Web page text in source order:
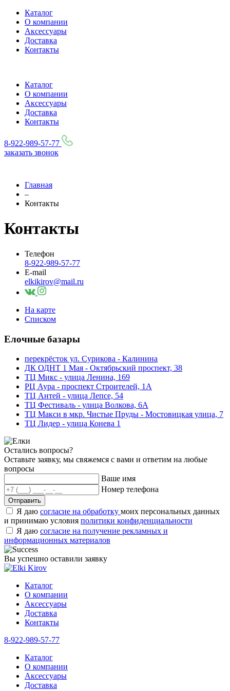
Каталог
О компании
Аксессуары
Доставка
Контакты
Каталог
О компании
Аксессуары
Доставка
Контакты
8-922-989-57-77
заказать звонок
Главная
–
Контакты
Контакты
Телефон
8-922-989-57-77
E-mail
elkikirov@mail.ru
На карте
Списком
Елочные базары
перекрёсток ул. Сурикова - Калинина
ДК ОДНТ 1 Мая - Октябрьский проспект, 38
ТЦ Микс - улица Ленина, 169
РЦ Аура - проспект Строителей, 1А
ТЦ Антей - улица Лепсе, 54
ТЦ Фестиваль - улица Волкова, 6А
ТЦ Макси в мкр. Чистые Пруды - Мостовицкая улица, 7
ТЦ Лидер - улица Конева 1
Остались вопросы?
Оставьте заявку, мы свяжемся с вами и ответим на любые
вопросы
Ваше имя
Номер телефона
Отправить
Я даю согласие на обработку моих персональных данных
и принимаю условия политики конфиденциальности
Я даю согласие на получение рекламных и
информационных материалов
Вы успешно оставили заявку
Каталог
О компании
Аксессуары
Доставка
Контакты
8-922-989-57-77
Каталог
О компании
Аксессуары
Доставка